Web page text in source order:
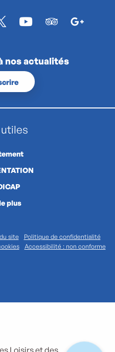
nos actualités
plus
site
Politique de confidentialité
Accessibilité : non conforme
Loisirs et des